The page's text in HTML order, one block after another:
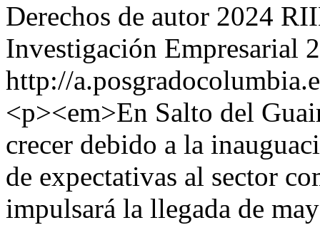
Derechos de autor 2024
Investigación Empresarial
http://
<p><em>En Salto del
crecer debido a la
de expectativas al sector
impulsará la llegada de